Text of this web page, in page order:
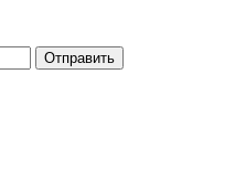
Отправить